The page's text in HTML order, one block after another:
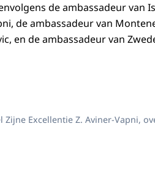
de ambassadeur van
de ambassadeur van
en de ambassadeur van
van Israël, overhandigt zijn
Zijne Excellentie Z. Aviner-Vapni,
van Montenegro overhandigt zijn